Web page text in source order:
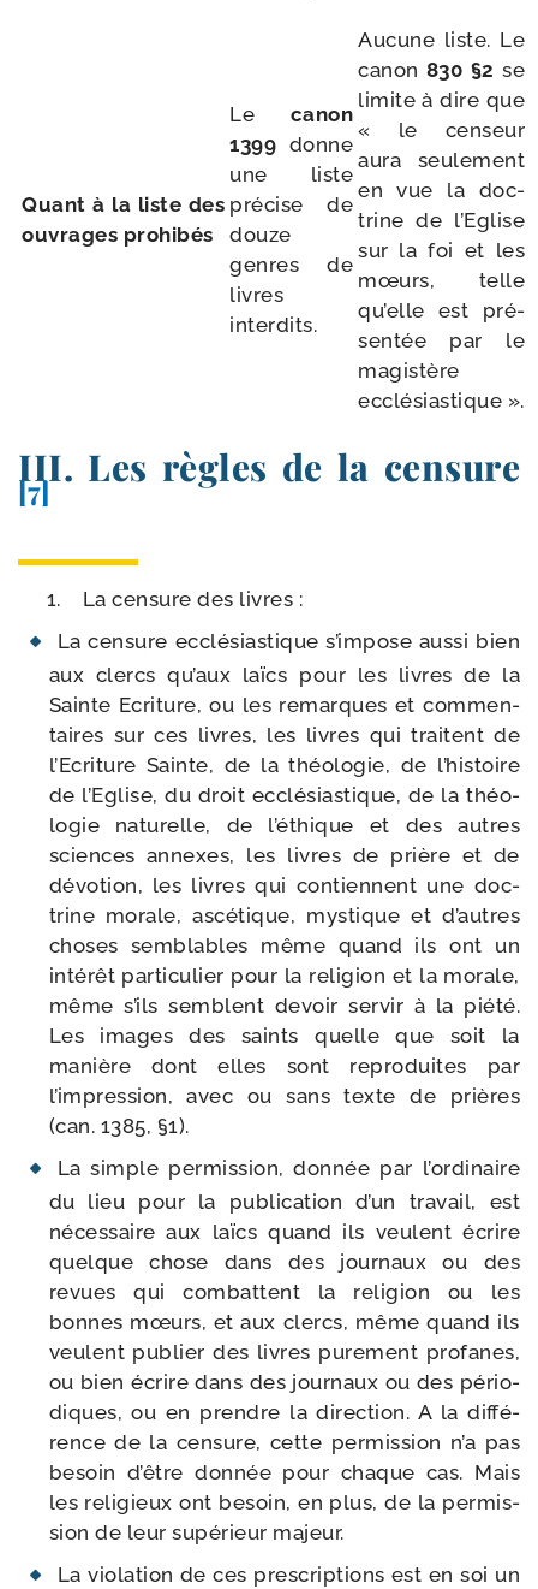
Quant à la liste des
ouvrages prohibés
Le canon
1399 donne
une liste
pré­cise de
douze
genres de
livres
interdits.
Aucune liste. Le
canon 830 §2 se
limite à dire que
« le cen­seur
aura seule­ment
en vue la doc­
trine de l’Eglise
sur la foi et les
mœurs, telle
qu’elle est pré­
sen­tée par le
magis­tère
ecclésiastique ».
III. Les règles de la censure
[7]
La cen­sure des livres :
La cen­sure ecclé­sias­tique s’impose aus­si bien
aux clercs qu’aux laïcs pour les livres de la
Sainte Ecriture, ou les remarques et com­men­
taires sur ces livres, les livres qui traitent de
l’Ecriture Sainte, de la théo­lo­gie, de l’histoire
de l’Eglise, du droit ecclé­sias­tique, de la théo­
lo­gie natu­relle, de l’éthique et des autres
sciences annexes, les livres de prière et de
dévo­tion, les livres qui contiennent une doc­
trine morale, ascé­tique, mys­tique et d’autres
choses sem­blables même quand ils ont un
inté­rêt par­ti­cu­lier pour la reli­gion et la morale,
même s’ils semblent devoir ser­vir à la pié­té.
Les images des saints quelle que soit la
manière dont elles sont repro­duites par
l’impression, avec ou sans texte de prières
(can. 1385, §1).
La simple per­mis­sion, don­née par l’ordinaire
du lieu pour la publi­ca­tion d’un tra­vail, est
néces­saire aux laïcs quand ils veulent écrire
quelque chose dans des jour­naux ou des
revues qui com­battent la reli­gion ou les
bonnes mœurs, et aux clercs, même quand ils
veulent publier des livres pure­ment pro­fanes,
ou bien écrire dans des jour­naux ou des pério­
diques, ou en prendre la direc­tion. A la dif­fé­
rence de la cen­sure, cette per­mis­sion n’a pas
besoin d’être don­née pour chaque cas. Mais
les reli­gieux ont besoin, en plus, de la per­mis­
sion de leur supé­rieur majeur.
La vio­la­tion de ces pres­crip­tions est en soi un